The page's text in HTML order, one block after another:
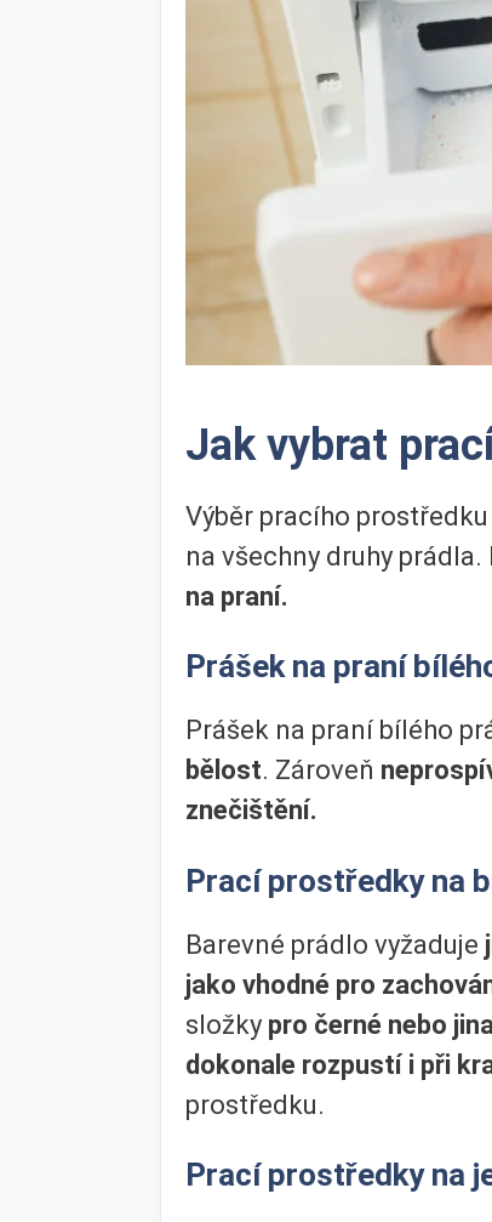
Jak vybrat
Výběr pracího
na všechny druhy
na praní.
Prášek na praní
Prášek na praní bílého
bělost. Zároveň
znečištění.
Prací prostředky na
Barevné prádlo vyžaduje
jako vhodné pro
složky pro černé nebo
dokonale rozpustí i při
prostředku.
Prací prostředky na